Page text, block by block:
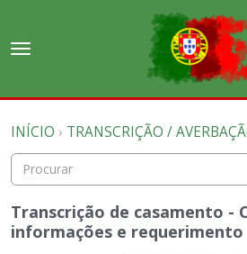
t
g
l
e
m
e
n
u
Entrar
Salas de discussão
Discussões
Atividade
INÍCIO › TRANSCRIÇÃO /
Transcrição de casamento -
informações e requerimento